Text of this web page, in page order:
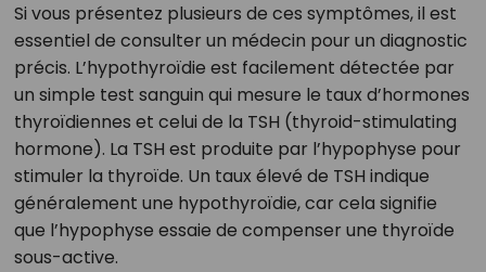
Si vous présentez plusieurs de ces symptômes, il est
essentiel de consulter un médecin pour un diagnostic
précis. L’hypothyroïdie est facilement détectée par
un simple test sanguin qui mesure le taux d’hormones
thyroïdiennes et celui de la TSH (thyroid-stimulating
hormone). La TSH est produite par l’hypophyse pour
stimuler la thyroïde. Un taux élevé de TSH indique
généralement une hypothyroïdie, car cela signifie
que l’hypophyse essaie de compenser une thyroïde
sous-active.